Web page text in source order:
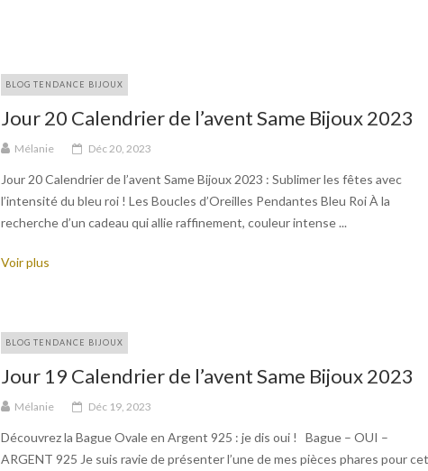
BLOG TENDANCE BIJOUX
Jour 20 Calendrier de l’avent Same Bijoux 2023
Mélanie Déc 20, 2023
Jour 20 Calendrier de l’avent Same Bijoux 2023 : Sublimer les fêtes avec
l’intensité du bleu roi ! Les Boucles d’Oreilles Pendantes Bleu Roi À la
recherche d’un cadeau qui allie raffinement, couleur intense ...
Voir plus
BLOG TENDANCE BIJOUX
Jour 19 Calendrier de l’avent Same Bijoux 2023
Mélanie Déc 19, 2023
Découvrez la Bague Ovale en Argent 925 : je dis oui ! Bague – OUI –
ARGENT 925 Je suis ravie de présenter l’une de mes pièces phares pour